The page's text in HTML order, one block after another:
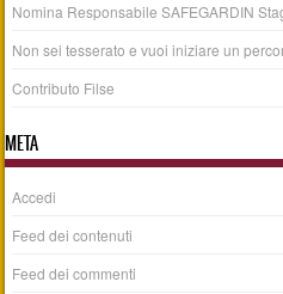
Nomina Responsabile SAFEGARDIN
Non sei tesserato e vuoi iniziare un
Contributo Filse
META
Accedi
Feed dei contenuti
Feed dei commenti